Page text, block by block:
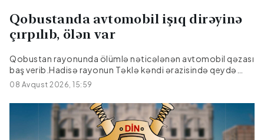
Qobustanda avtomobil işıq dirəyinə
çırpılıb, ölən var
Qobustan rayonunda ölümlə nəticələnən avtomobil qəzası
baş verib.Hadisə rayonun Təklə kəndi ərazisində qeydə
alınıb."Hyundai" markalı avtomobilin idarəetmədən çıxaraq
işıq dirəyinə çırpılması nəticəsində sürücü, 27 yaşlı Emil
Əmralıyev hadisə yerində ölüb.Faktla bağlı araşdırma
08 Avqust 2026, 15:59